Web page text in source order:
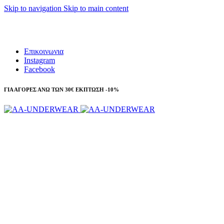
Skip to navigation Skip to main content
Επικοινωνια
Instagram
Facebook
ΓΙΑ ΑΓΟΡΕΣ ΑΝΩ ΤΩΝ 30€ ΕΚΠΤΩΣΗ -10%